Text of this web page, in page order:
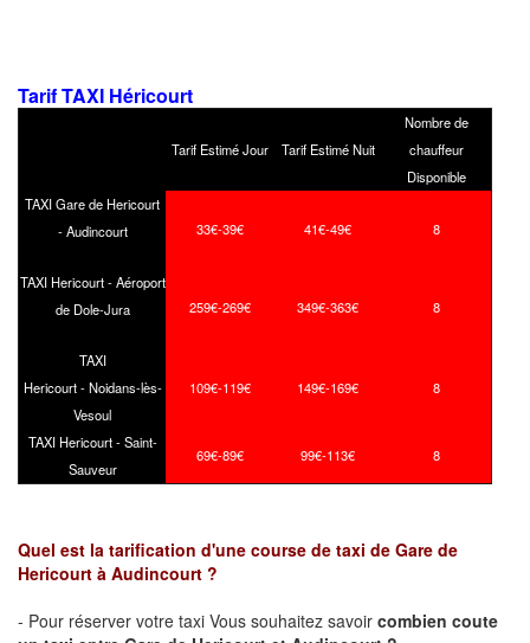
Tarif TAXI Héricourt
Tarif Estimé Jour Tarif Estimé Nuit
Nombre de
chauffeur
Disponible
TAXI Gare de Hericourt
- Audincourt
33€-39€ 41€-49€ 8
TAXI Hericourt - Aéroport
de Dole-Jura
259€-269€ 349€-363€ 8
TAXI
Hericourt - Noidans-lès-
Vesoul
109€-119€ 149€-169€ 8
TAXI Hericourt - Saint-
Sauveur
69€-89€ 99€-113€ 8
Quel est la tarification d'une course de taxi de Gare de
Hericourt à Audincourt ?
- Pour réserver votre taxi Vous souhaitez savoir combien coute